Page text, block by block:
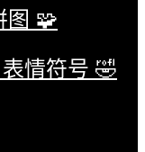
图 🧩
情符号 🤣